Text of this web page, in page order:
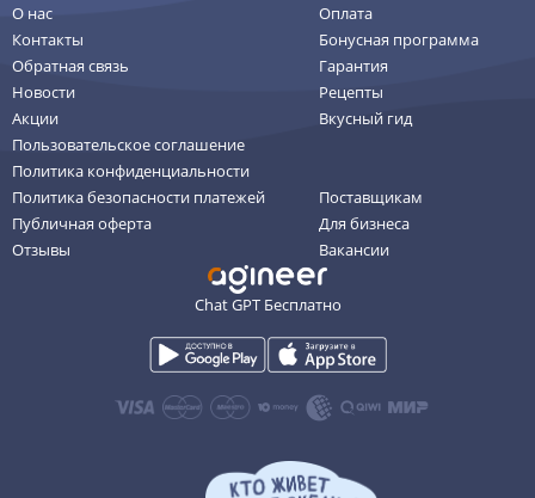
О нас
Контакты
Обратная связь
Новости
Акции
Пользовательское соглашение
Политика конфиденциальности
Политика безопасности платежей
Публичная оферта
Отзывы
Оплата
Бонусная программа
Гарантия
Рецепты
Вкусный гид
Поставщикам
Для бизнеса
Вакансии
Chat GPT Бесплатно